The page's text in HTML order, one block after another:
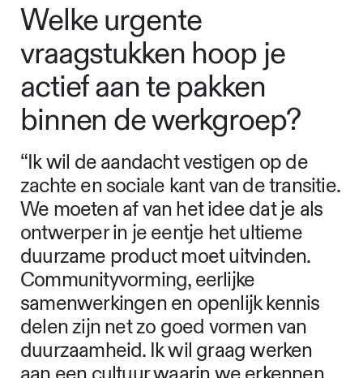
Welke urgente
vraagstukken hoop je
actief aan te pakken
binnen de werkgroep?
“Ik wil de aandacht vestigen op de
zachte en sociale kant van de transitie.
We moeten af van het idee dat je als
ontwerper in je eentje het ultieme
duurzame product moet uitvinden.
Communityvorming, eerlijke
samenwerkingen en openlijk kennis
delen zijn net zo goed vormen van
duurzaamheid. Ik wil graag werken